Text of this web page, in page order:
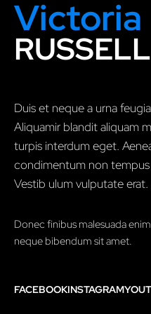
Victoria
RUSSELL
Duis et neque a urna
Aliquamir blandit aliquam
turpis interdum eget.
condimentum non
Vestib ulum vulputate erat.
Donec finibus malesuada
neque bibendum sit amet.
FACEBOOKINSTAGRAM